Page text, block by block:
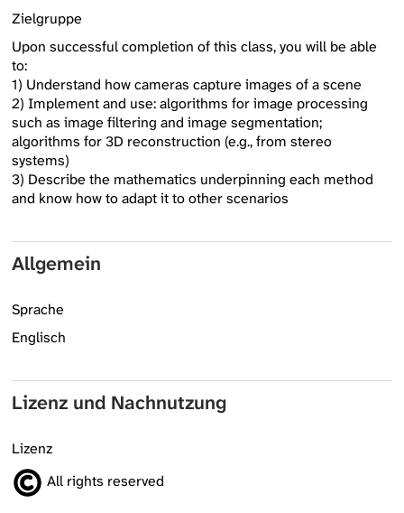
Zielgruppe
Upon successful completion of this class, you will be able
to:
1) Understand how cameras capture images of a scene
2) Implement and use: algorithms for image processing
such as image filtering and image segmentation;
algorithms for 3D reconstruction (e.g., from stereo
systems)
3) Describe the mathematics underpinning each method
and know how to adapt it to other scenarios
Allgemein
Sprache
Englisch
Lizenz und Nachnutzung
Lizenz
All rights reserved